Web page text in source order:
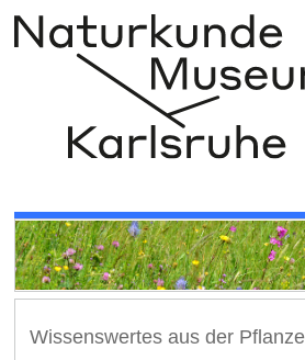
Wissenswertes aus der